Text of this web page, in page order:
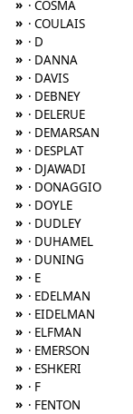
» · COSMA
» · COULAIS
» · D
» · DANNA
» · DAVIS
» · DEBNEY
» · DELERUE
» · DEMARSAN
» · DESPLAT
» · DJAWADI
» · DONAGGIO
» · DOYLE
» · DUDLEY
» · DUHAMEL
» · DUNING
» · E
» · EDELMAN
» · EIDELMAN
» · ELFMAN
» · EMERSON
» · ESHKERI
» · F
» · FENTON